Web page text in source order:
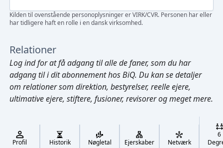
Cmd/Ctrl + K
Kilden til ovenstående personoplysninger er VIRK/CVR. Personen har eller
har tidligere haft en rolle i en dansk virksomhed.
Relationer
Log indfor at få adgang til alle de faner, som du har
adgang til i dit abonnement hos BiQ. Du kan se detaljer
om relationer som direktion, bestyrelser, reelle ejere,
ultimative ejere, stiftere, fusioner, revisorer og meget mere.
Profil Historik Nøgletal Ejerskaber Netværk
6